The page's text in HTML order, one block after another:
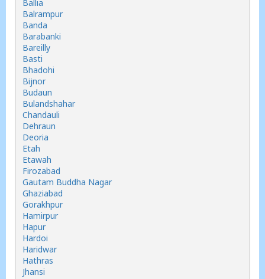
Ballia
Balrampur
Banda
Barabanki
Bareilly
Basti
Bhadohi
Bijnor
Budaun
Bulandshahar
Chandauli
Dehraun
Deoria
Etah
Etawah
Firozabad
Gautam Buddha Nagar
Ghaziabad
Gorakhpur
Hamirpur
Hapur
Hardoi
Haridwar
Hathras
Jhansi